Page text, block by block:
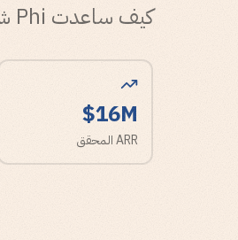
كيف ساعدت Phi شركة TruckX على التوسع من $2M إلى $16M ARR في 12 شهراً
$16M
ARR المحقق